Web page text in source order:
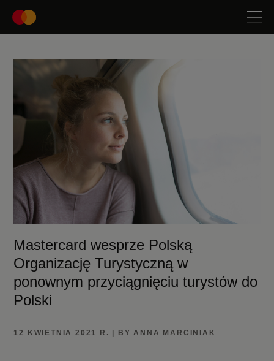
Mastercard wesprze Polską
Organizację Turystyczną w
ponownym przyciągnięciu turystów do
Polski
12 KWIETNIA 2021 R. | BY ANNA MARCINIAK